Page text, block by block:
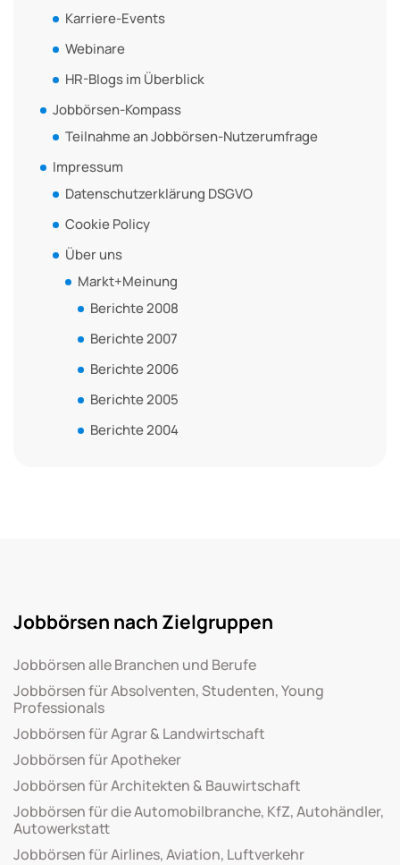
Karriere-Events
Webinare
HR-Blogs im Überblick
Jobbörsen-Kompass
Teilnahme an Jobbörsen-Nutzerumfrage
Impressum
Datenschutzerklärung DSGVO
Cookie Policy
Über uns
Markt+Meinung
Berichte 2008
Berichte 2007
Berichte 2006
Berichte 2005
Berichte 2004
Jobbörsen nach Zielgruppen
Jobbörsen alle Branchen und Berufe
Jobbörsen für Absolventen, Studenten, Young
Professionals
Jobbörsen für Agrar & Landwirtschaft
Jobbörsen für Apotheker
Jobbörsen für Architekten & Bauwirtschaft
Jobbörsen für die Automobilbranche, KfZ, Autohändler,
Autowerkstatt
Jobbörsen für Airlines, Aviation, Luftverkehr